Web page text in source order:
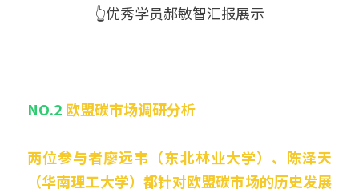
👆优秀学员郝敏智汇报展示
NO.2 欧盟碳市场调研分析
两位参与者廖远韦（东北林业大学）、陈泽天
（华南理工大学）都针对欧盟碳市场的历史发展